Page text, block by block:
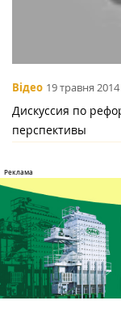
Відео 19 травня 2014
Дискуссия по
перспективы